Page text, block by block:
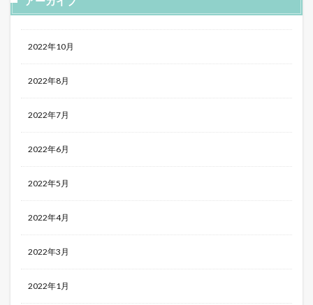
2022年10月
2022年8月
2022年7月
2022年6月
2022年5月
2022年4月
2022年3月
2022年1月